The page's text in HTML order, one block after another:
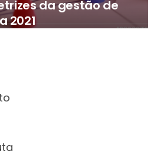
da gestão de
2021